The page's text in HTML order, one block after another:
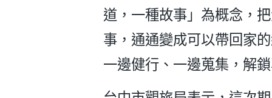
道，一種故事」為概念，
事，通通變成可以帶回家
一邊健行、一邊蒐集，解